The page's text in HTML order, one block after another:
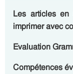
Les articles
imprimer avec
Evaluation
Compétences